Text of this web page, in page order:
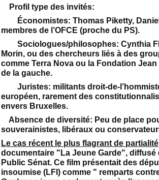
Profil type des invités:
Économistes: Thomas Piketty,
membres de l’OFCE (proche du PS).
Sociologues/philosophes: Cynthia
Morin, ou des chercheurs liés à des
comme Terra Nova ou la Fondation
de la gauche.
Juristes: militants droit-de-
européen, rarement des
envers Bruxelles.
Absence de diversité: Peu de place
souverainistes, libéraux ou
Le cas récent le plus flagrant de partialité
documentaire "La Jeune Garde", diffusé
Public Sénat. Ce film présentait des
insoumise (LFI) comme " remparts